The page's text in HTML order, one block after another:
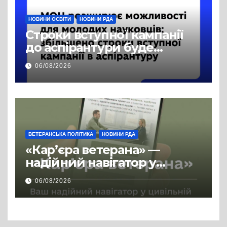
НОВИНИ ОСВІТИ НОВИНИ РДА
Строки вступної кампанії
до аспірантури буде
продовжено
06/08/2026
ВЕТЕРАНСЬКА ПОЛІТИКА НОВИНИ РДА
«Кар’єра ветерана» —
надійний навігатор у
цивільній професії
06/08/2026